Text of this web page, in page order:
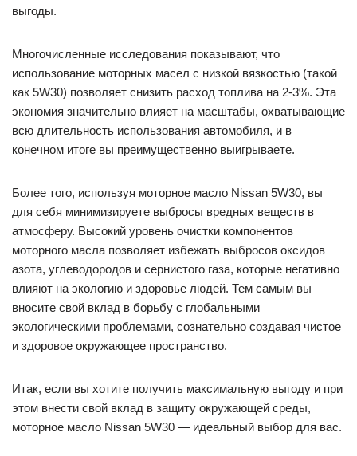
выгоды.
Многочисленные исследования показывают, что
использование моторных масел с низкой вязкостью (такой
как 5W30) позволяет снизить расход топлива на 2-3%. Эта
экономия значительно влияет на масштабы, охватывающие
всю длительность использования автомобиля, и в
конечном итоге вы преимущественно выигрываете.
Более того, используя моторное масло Nissan 5W30, вы
для себя минимизируете выбросы вредных веществ в
атмосферу. Высокий уровень очистки компонентов
моторного масла позволяет избежать выбросов оксидов
азота, углеводородов и сернистого газа, которые негативно
влияют на экологию и здоровье людей. Тем самым вы
вносите свой вклад в борьбу с глобальными
экологическими проблемами, сознательно создавая чистое
и здоровое окружающее пространство.
Итак, если вы хотите получить максимальную выгоду и при
этом внести свой вклад в защиту окружающей среды,
моторное масло Nissan 5W30 — идеальный выбор для вас.